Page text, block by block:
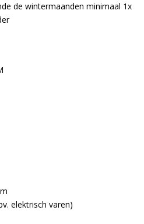
de wintermaanden minimaal 1x
elektrisch varen)